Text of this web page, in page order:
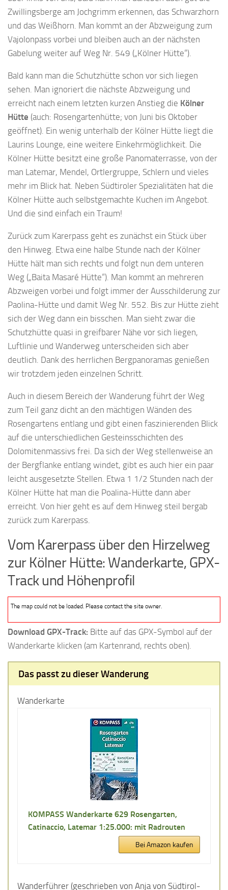
Zwillingsberge am Jochgrimm erkennen, das Schwarzhorn
und das Weißhorn. Man kommt an der Abzweigung zum
Vajolonpass vorbei und bleiben auch an der nächsten
Gabelung weiter auf Weg Nr. 549 („Kölner Hütte“).
Bald kann man die Schutzhütte schon vor sich liegen
sehen. Man ignoriert die nächste Abzweigung und
erreicht nach einem letzten kurzen Anstieg die Kölner
Hütte (auch: Rosengartenhütte; von Juni bis Oktober
geöffnet). Ein wenig unterhalb der Kölner Hütte liegt die
Laurins Lounge, eine weitere Einkehrmöglichkeit. Die
Kölner Hütte besitzt eine große Panomaterrasse, von der
man Latemar, Mendel, Ortlergruppe, Schlern und vieles
mehr im Blick hat. Neben Südtiroler Spezialitäten hat die
Kölner Hütte auch selbstgemachte Kuchen im Angebot.
Und die sind einfach ein Traum!
Zurück zum Karerpass geht es zunächst ein Stück über
den Hinweg. Etwa eine halbe Stunde nach der Kölner
Hütte hält man sich rechts und folgt nun dem unteren
Weg („Baita Masaré Hütte“). Man kommt an mehreren
Abzweigen vorbei und folgt immer der Ausschilderung zur
Paolina-Hütte und damit Weg Nr. 552. Bis zur Hütte zieht
sich der Weg dann ein bisschen. Man sieht zwar die
Schutzhütte quasi in greifbarer Nähe vor sich liegen,
Luftlinie und Wanderweg unterscheiden sich aber
deutlich. Dank des herrlichen Bergpanoramas genießen
wir trotzdem jeden einzelnen Schritt.
Auch in diesem Bereich der Wanderung führt der Weg
zum Teil ganz dicht an den mächtigen Wänden des
Rosengartens entlang und gibt einen faszinierenden Blick
auf die unterschiedlichen Gesteinsschichten des
Dolomitenmassivs frei. Da sich der Weg stellenweise an
der Bergflanke entlang windet, gibt es auch hier ein paar
leicht ausgesetzte Stellen. Etwa 1 1/2 Stunden nach der
Kölner Hütte hat man die Poalina-Hütte dann aber
erreicht. Von hier geht es auf dem Hinweg steil bergab
zurück zum Karerpass.
Vom Karerpass über den Hirzelweg
zur Kölner Hütte: Wanderkarte, GPX-
Track und Höhenprofil
The map could not be loaded. Please contact the site owner.
Download GPX-Track: Bitte auf das GPX-Symbol auf der
Wanderkarte klicken (am Kartenrand, rechts oben).
Das passt zu dieser Wanderung
Wanderkarte
KOMPASS Wanderkarte 629 Rosengarten,
Catinaccio, Latemar 1:25.000: mit Radrouten
Bei Amazon kaufen
Wanderführer (geschrieben von Anja von Südtirol-